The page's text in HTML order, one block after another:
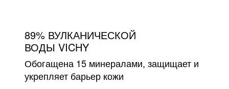
89% ВУЛКАНИЧЕСКОЙ
ВОДЫ VICHY
Обогащена 15 минералами, защищает и
укрепляет барьер кожи